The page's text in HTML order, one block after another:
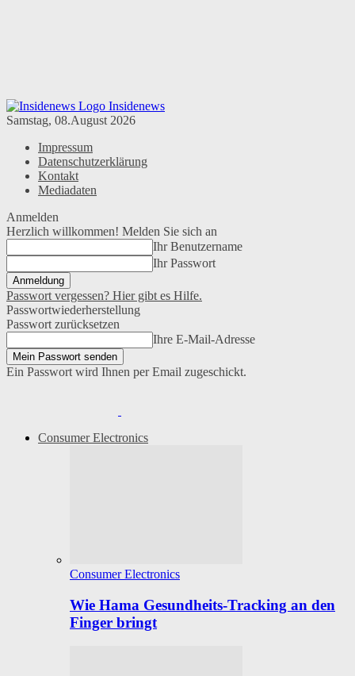
Insidenews
Samstag, 08.August 2026
Impressum
Datenschutzerklärung
Kontakt
Mediadaten
Anmelden
Herzlich willkommen! Melden Sie sich an
Ihr Benutzername
Ihr Passwort
Passwort vergessen? Hier gibt es Hilfe.
Passwortwiederherstellung
Passwort zurücksetzen
Ihre E-Mail-Adresse
Ein Passwort wird Ihnen per Email zugeschickt.
Consumer Electronics
Consumer Electronics
Wie Hama Gesundheits-Tracking an den
Finger bringt